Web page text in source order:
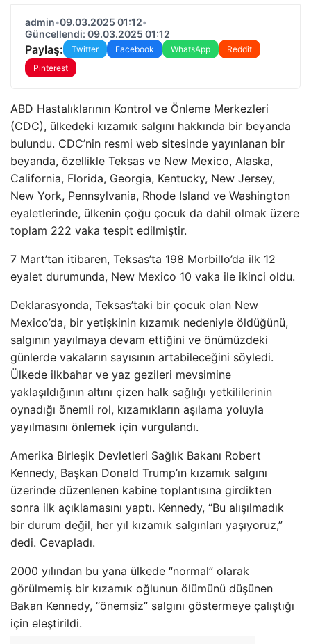
admin•09.03.2025 01:12•
Güncellendi: 09.03.2025 01:12
Paylaş: Twitter Facebook WhatsApp
Reddit
Pinterest
ABD Hastalıklarının Kontrol ve Önleme Merkezleri
(CDC), ülkedeki kızamık salgını hakkında bir beyanda
bulundu. CDC’nin resmi web sitesinde yayınlanan bir
beyanda, özellikle Teksas ve New Mexico, Alaska,
California, Florida, Georgia, Kentucky, New Jersey,
New York, Pennsylvania, Rhode Island ve Washington
eyaletlerinde, ülkenin çoğu çocuk da dahil olmak üzere
toplam 222 vaka tespit edilmiştir.
7 Mart’tan itibaren, Teksas’ta 198 Morbillo’da ilk 12
eyalet durumunda, New Mexico 10 vaka ile ikinci oldu.
Deklarasyonda, Teksas’taki bir çocuk olan New
Mexico’da, bir yetişkinin kızamık nedeniyle öldüğünü,
salgının yayılmaya devam ettiğini ve önümüzdeki
günlerde vakaların sayısının artabileceğini söyledi.
Ülkede ilkbahar ve yaz gezileri mevsimine
yaklaşıldığının altını çizen halk sağlığı yetkililerinin
oynadığı önemli rol, kızamıkların aşılama yoluyla
yayılmasını önlemek için vurgulandı.
Amerika Birleşik Devletleri Sağlık Bakanı Robert
Kennedy, Başkan Donald Trump’ın kızamık salgını
üzerinde düzenlenen kabine toplantısına girdikten
sonra ilk açıklamasını yaptı. Kennedy, “Bu alışılmadık
bir durum değil, her yıl kızamık salgınları yaşıyoruz,”
dedi. Cevapladı.
2000 yılından bu yana ülkede “normal” olarak
görülmemiş bir kızamık oğlunun ölümünü düşünen
Bakan Kennedy, “önemsiz” salgını göstermeye çalıştığı
için eleştirildi.